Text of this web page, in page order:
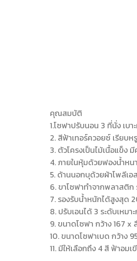
คุณสมบัติ
1.โซฟาปรับนอน 3 ที่นั่ง เบา
2. สีฟ้าเทอร์ควอยซ์ เรียบ
3. ตัวโครงเป็นไม้เนื้อแข็ง
4. ภายในหุ้มด้วยฟองน้ำห
5. ด้านนอกบุด้วยผ้าโพลีเอ
6. ขาโซฟาทำจากพลาสติ
7. รองรับน้ำหนักได้สูงสุด
8. ปรับเอนได้ 3 ระดับเหมา
9. ขนาดโซฟา กว้าง 167
10. ขนาดโซฟาเบด กว้าง
11. มีให้เลือกถึง 4 สี ฟ้าอม